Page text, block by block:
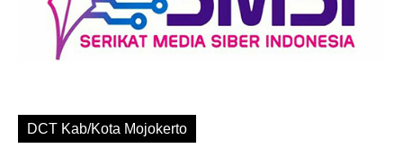
DCT Kab/Kota Mojokerto